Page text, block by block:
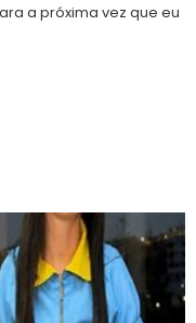
a próxima vez que eu